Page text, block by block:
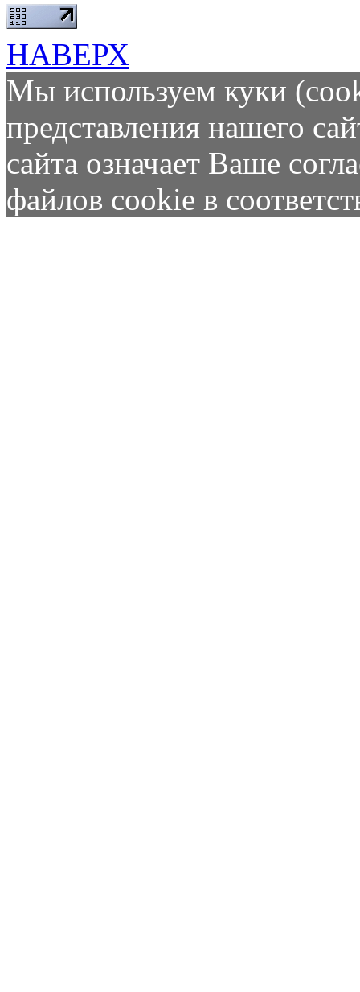
НАВЕРХ
Мы используем куки
представления нашего
сайта означает Ваше
файлов cookie в